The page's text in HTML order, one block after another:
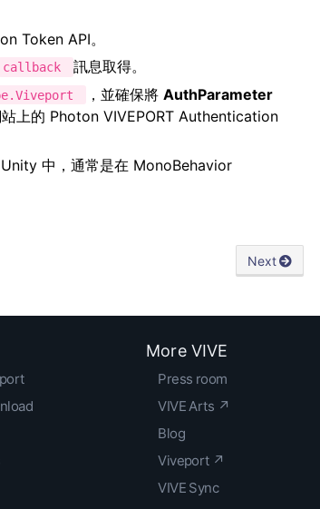
Token API。
callback
訊息取得。
，並確保將 AuthParameter
上的 Photon VIVEPORT Authentication
中，通常是在 MonoBehavior
Next
More VIVE
Press room
VIVE Arts ↗
Blog
Viveport ↗
VIVE Sync